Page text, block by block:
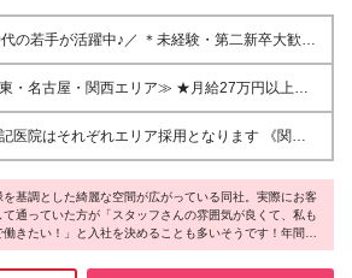
の若手が活躍中♪／ ＊未経験・第二新卒大歓
＼こんな方にピッタリです！／ ★美
味がある方 ★安定した環境で長く働きたい方
・名古屋・関西エリア≫ ★月給27万円以上
給23万+地域手当2万＋業績手当2万） ≪静岡・
和歌山・松江・広島・宮崎・沖縄≫ ★月給26
万） ※別途手当を支給します ※残業が
た場合は、全額別途支給します ※試用期間6ヶ
（期間中の条件：契約社員／基本給21万円／
医院はそれぞれエリア採用となります 《関東
》 銀座本院、池袋院、新宿院、北千住院、 八
、さいたま大宮院、横浜院、 神奈川海老名
ア》 大阪梅田院、大阪なんば
名古屋エリア》 名古屋栄院、名古
れぞれ固定店舗での採用と
す ≪その他、各院≫ 北海道：旭川院 東北：秋
を基調とした綺麗な空間が広がっている同社。実際にお客
て通っていた方が「スタッフさんの雰囲気が良くて、私も
働きたい！」と入社を決めることも多いそうです！年間休
で残業も少なく、未経験からスタートした先輩が9割なの
心して働ける環境ではないでしょうか♪